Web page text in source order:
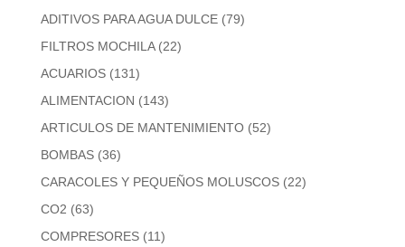
ADITIVOS PARA AGUA DULCE (79)
FILTROS MOCHILA (22)
ACUARIOS (131)
ALIMENTACION (143)
ARTICULOS DE MANTENIMIENTO (52)
BOMBAS (36)
CARACOLES Y PEQUEÑOS MOLUSCOS (22)
CO2 (63)
COMPRESORES (11)